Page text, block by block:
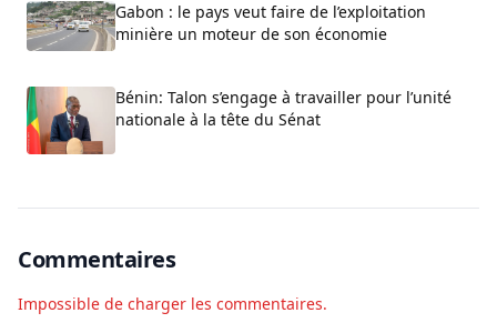
Gabon : le pays veut faire de l’exploitation
minière un moteur de son économie
Bénin: Talon s’engage à travailler pour l’unité
nationale à la tête du Sénat
Commentaires
Impossible de charger les commentaires.